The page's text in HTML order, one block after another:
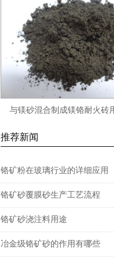
与镁砂混合制成镁铬耐火砖
推荐新闻
铬矿粉在玻璃行业的详细应用
铬矿砂覆膜砂生产工艺流程
铬矿砂浇注料用途
冶金级铬矿砂的作用有哪些